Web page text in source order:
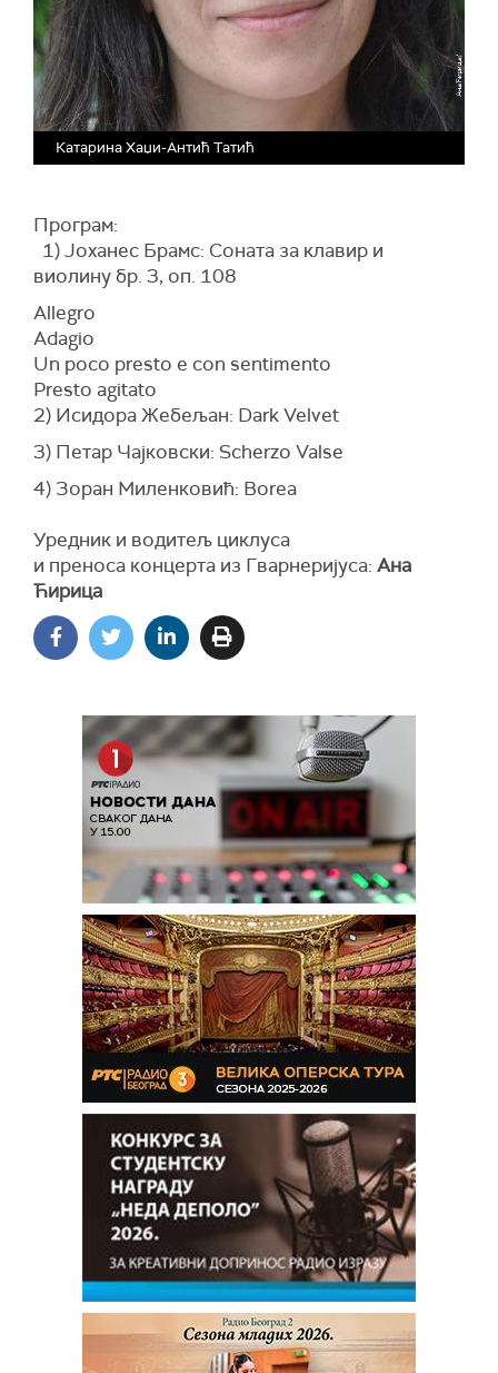
Катарина Хаџи-Антић Татић
Програм:
1) Јоханес Брамс: Соната за клавир и
виолину бр. 3, оп. 108
Allegro
Adagio
Un poco presto e con sentimento
Presto agitato
2) Исидора Жебељан: Dark Velvet
3) Петар Чајковски: Scherzo Valse
4) Зоран Миленковић: Borea
Уредник и водитељ циклуса
и преноса концерта из Гварнеријуса: Ана
Ћирица